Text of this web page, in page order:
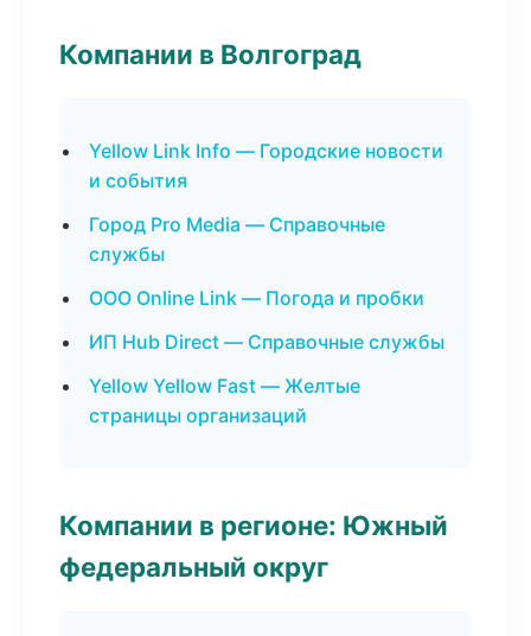
Компании в Волгоград
Yellow Link Info — Городские новости
и события
Город Pro Media — Справочные
службы
ООО Online Link — Погода и пробки
ИП Hub Direct — Справочные службы
Yellow Yellow Fast — Желтые
страницы организаций
Компании в регионе: Южный
федеральный округ